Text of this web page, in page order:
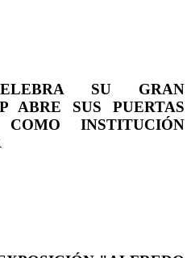
SU GRAN
ABRE SUS PUERTAS
INSTITUCIÓN